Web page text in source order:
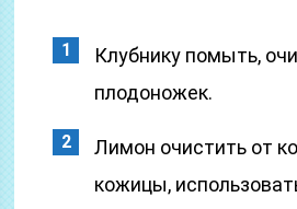
Клубнику помыть,
плодоножек.
Лимон очистить от
кожицы,